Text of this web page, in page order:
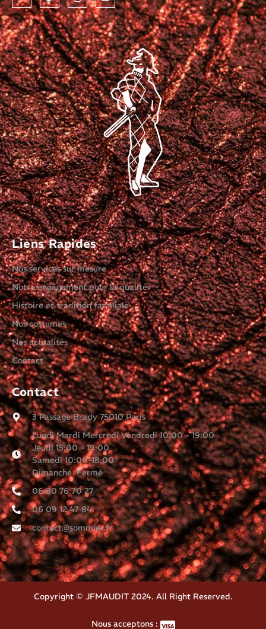
Liens Rapides
Nos services sur mesure
Notre engagement pour la qualité
Histoire et tradition familiale
Nos costumes
Nos actualités
Contact
Contact
3 Passage Brady 75010 Paris
Lundi Mardi Mercredi Vendredi 10:00 - 19:00
Jeudi 15:00 - 19:00
Samedi 10:00-18:00
Dimanche Fermé
06 80 76 70 27
06 09 12 47 84
contact@sommier.fr
Copyright © JFMAUDIT 2024. All Right Reserved.
Nous acceptons :